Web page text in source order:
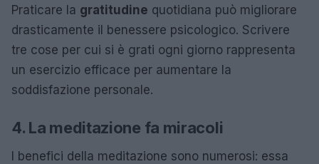
Praticare la gratitudine quotidiana può migliorare
drasticamente il benessere psicologico. Scrivere
tre cose per cui si è grati ogni giorno rappresenta
un esercizio efficace per aumentare la
soddisfazione personale.
4. La meditazione fa miracoli
I benefici della meditazione sono numerosi: essa